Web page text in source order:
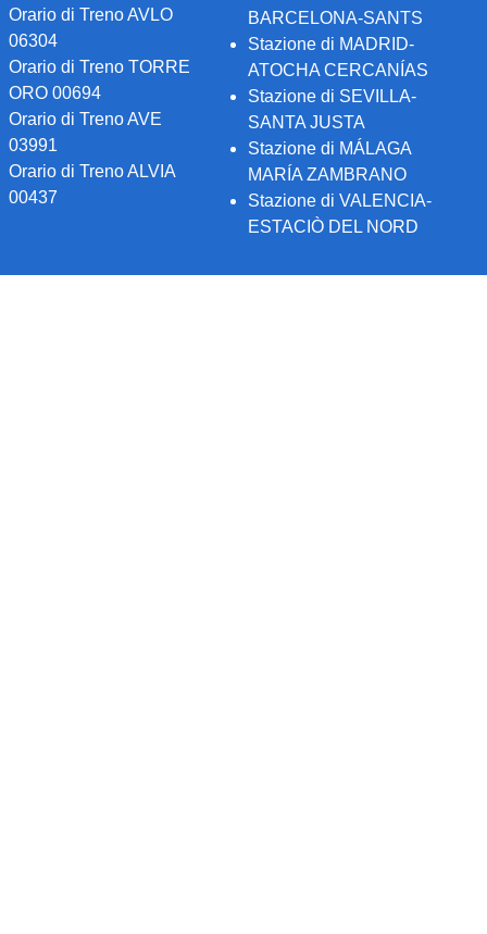
Orario di Treno AVLO
06304
Orario di Treno TORRE
ORO 00694
Orario di Treno AVE
03991
Orario di Treno ALVIA
00437
BARCELONA-SANTS
Stazione di MADRID-
ATOCHA CERCANÍAS
Stazione di SEVILLA-
SANTA JUSTA
Stazione di MÁLAGA
MARÍA ZAMBRANO
Stazione di VALENCIA-
ESTACIÒ DEL NORD